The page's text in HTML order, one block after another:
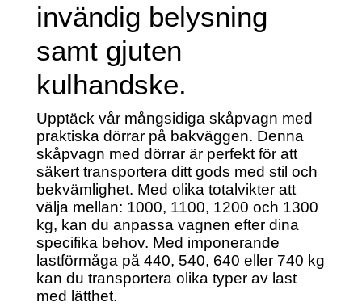
invändig belysning
samt gjuten
kulhandske.
Upptäck vår mångsidiga skåpvagn med
praktiska dörrar på bakväggen. Denna
skåpvagn med dörrar är perfekt för att
säkert transportera ditt gods med stil och
bekvämlighet. Med olika totalvikter att
välja mellan: 1000, 1100, 1200 och 1300
kg, kan du anpassa vagnen efter dina
specifika behov. Med imponerande
lastförmåga på 440, 540, 640 eller 740 kg
kan du transportera olika typer av last
med lätthet.